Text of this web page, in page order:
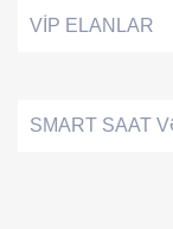
VİP ELANLAR
SMART SAAT